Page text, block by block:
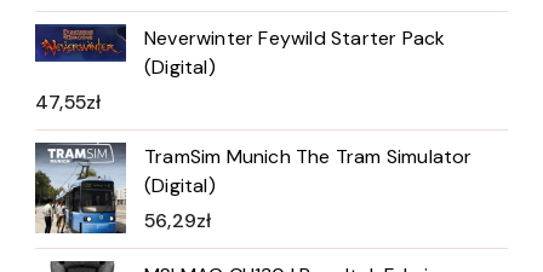
Neverwinter Feywild Starter Pack
(Digital)
47,55zł
TramSim Munich The Tram Simulator
(Digital)
56,29zł